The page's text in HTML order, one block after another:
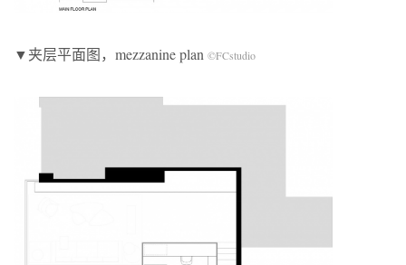
▼夹层平面图，mezzanine plan ©FCstudio